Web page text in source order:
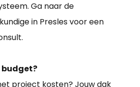
Ga naar de
in Presles voor een
budget?
project kosten? Jouw dak